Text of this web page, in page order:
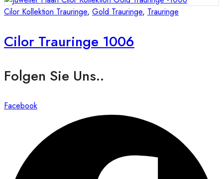
Cilor Kollektion Trauringe, Gold Trauringe, Trauringe
Cilor Trauringe 1006
Folgen Sie Uns..
Facebook